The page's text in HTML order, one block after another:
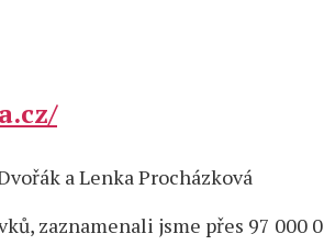
a Lenka Procházková
zaznamenali jsme přes 97 000